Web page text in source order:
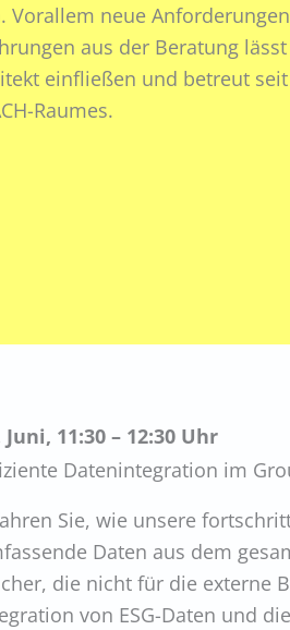
neue Anforderungen
aus der Beratung
einfließen und betreut
Raumes.
Juni, 11:30 – 12:30 Uhr
Datenintegration im
Sie, wie unsere
Daten aus dem
die nicht für die externe
von ESG-Daten und